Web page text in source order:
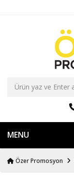
MENU
Özer Promosyon